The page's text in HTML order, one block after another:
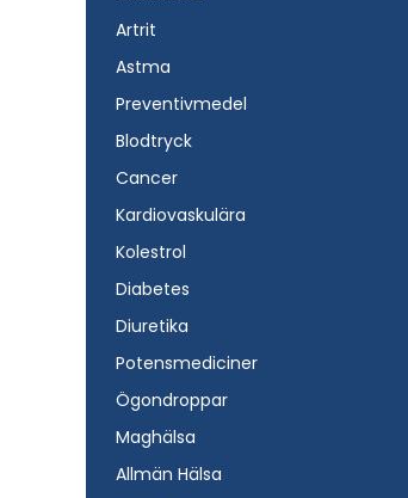
Artrit
Astma
Preventivmedel
Blodtryck
Cancer
Kardiovaskulära
Kolestrol
Diabetes
Diuretika
Potensmediciner
Ögondroppar
Maghälsa
Allmän Hälsa